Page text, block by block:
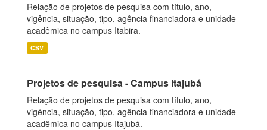
Relação de projetos de pesquisa com título, ano,
vigência, situação, tipo, agência financiadora e unidade
acadêmica no campus Itabira.
CSV
Projetos de pesquisa - Campus Itajubá
Relação de projetos de pesquisa com título, ano,
vigência, situação, tipo, agência financiadora e unidade
acadêmica no campus Itajubá.